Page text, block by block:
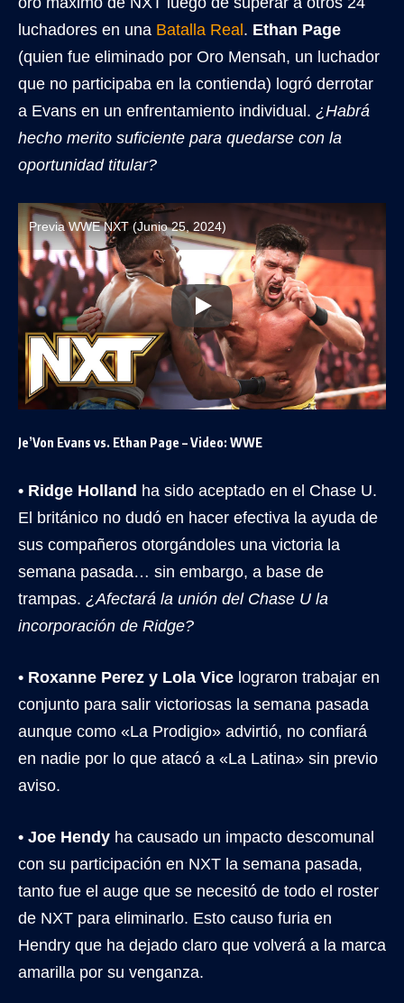
luchadores en una Batalla Real. Ethan Page
(quien fue eliminado por Oro Mensah, un luchador
que no participaba en la contienda) logró derrotar
a Evans en un enfrentamiento individual. ¿Habrá
hecho merito suficiente para quedarse con la
oportunidad titular?
Previa WWE NXT (Junio 25, 2024)
Je’Von Evans vs. Ethan Page – Video: WWE
• Ridge Holland ha sido aceptado en el Chase U.
El británico no dudó en hacer efectiva la ayuda de
sus compañeros otorgándoles una victoria la
semana pasada… sin embargo, a base de
trampas. ¿Afectará la unión del Chase U la
incorporación de Ridge?
• Roxanne Perez y Lola Vice lograron trabajar en
conjunto para salir victoriosas la semana pasada
aunque como «La Prodigio» advirtió, no confiará
en nadie por lo que atacó a «La Latina» sin previo
aviso.
• Joe Hendy ha causado un impacto descomunal
con su participación en NXT la semana pasada,
tanto fue el auge que se necesitó de todo el roster
de NXT para eliminarlo. Esto causo furia en
Hendry que ha dejado claro que volverá a la marca
amarilla por su venganza.